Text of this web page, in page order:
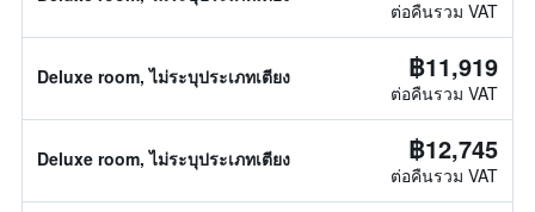
ต่อคืนรวม VAT
Deluxe room, ไม่ระบุประเภทเตียง ฿11,919
ต่อคืนรวม VAT
Deluxe room, ไม่ระบุประเภทเตียง ฿12,745
ต่อคืนรวม VAT